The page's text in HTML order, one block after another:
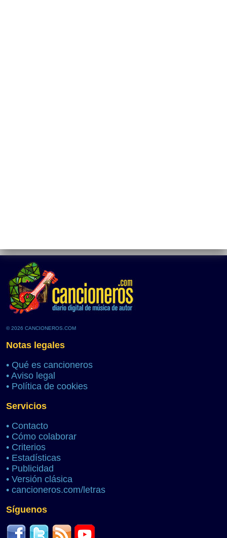
© 2026 CANCIONEROS.COM
Notas legales
• Qué es cancioneros
• Aviso legal
• Política de cookies
Servicios
• Contacto
• Cómo colaborar
• Criterios
• Estadísticas
• Publicidad
• Versión clásica
• cancioneros.com/letras
Síguenos